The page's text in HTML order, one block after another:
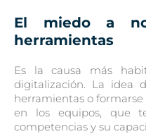
El miedo a
herramientas
Es la causa más
digitalización. La idea
herramientas o
en los equipos, que
competencias y su